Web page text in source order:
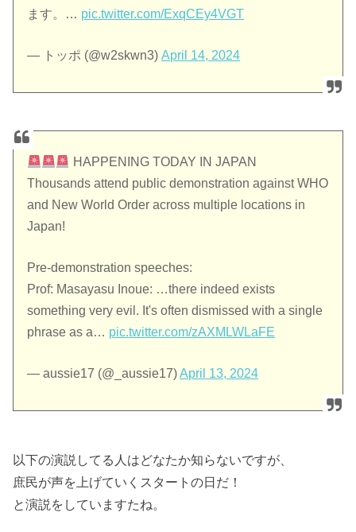
ます。… pic.twitter.com/ExqCEy4VGT
— トッポ (@w2skwn3)April 14, 2024
HAPPENING TODAY IN JAPAN
Thousands attend public demonstration against WHO
and New World Order across multiple locations in
Japan!
Pre-demonstration speeches:
Prof: Masayasu Inoue: …there indeed exists
something very evil. It's often dismissed with a single
phrase as a… pic.twitter.com/zAXMLWLaFE
— aussie17 (@_aussie17)April 13, 2024
以下の演説してる人はどなたか知らないですが、
庶民が声を上げていくスタートの日だ！
と演説をしていますたね。